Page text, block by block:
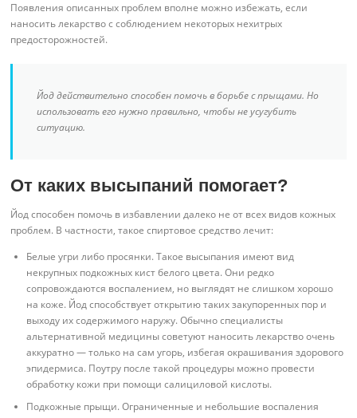
Появления описанных проблем вполне можно избежать, если
наносить лекарство с соблюдением некоторых нехитрых
предосторожностей.
Йод действительно способен помочь в борьбе с прыщами. Но
использовать его нужно правильно, чтобы не усугубить
ситуацию.
От каких высыпаний помогает?
Йод способен помочь в избавлении далеко не от всех видов кожных
проблем. В частности, такое спиртовое средство лечит:
Белые угри либо просянки. Такое высыпания имеют вид
некрупных подкожных кист белого цвета. Они редко
сопровождаются воспалением, но выглядят не слишком хорошо
на коже. Йод способствует открытию таких закупоренных пор и
выходу их содержимого наружу. Обычно специалисты
альтернативной медицины советуют наносить лекарство очень
аккуратно — только на сам угорь, избегая окрашивания здорового
эпидермиса. Поутру после такой процедуры можно провести
обработку кожи при помощи салициловой кислоты.
Подкожные прыщи. Ограниченные и небольшие воспаления